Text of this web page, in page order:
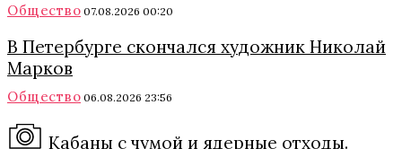
Общество 07.08.2026 00:20
В Петербурге скончался художник Николай
Марков
Общество 06.08.2026 23:56
Кабаны с чумой и ядерные отходы.